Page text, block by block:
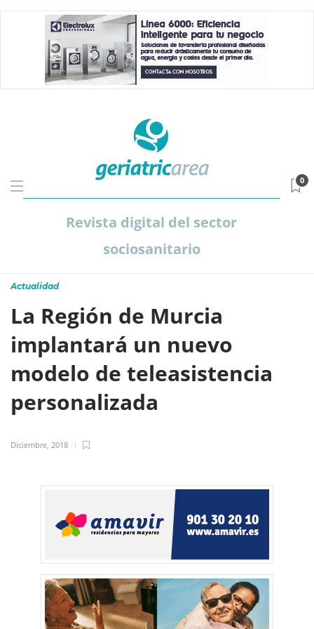
Revista digital del sector
sociosanitario
0
Actualidad
La Región de Murcia
implantará un nuevo
modelo de teleasistencia
personalizada
Diciembre, 2018